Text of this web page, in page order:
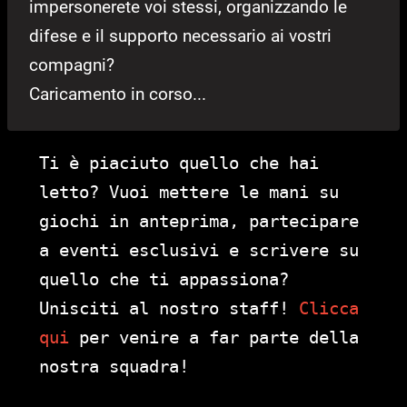
impersonerete voi stessi, organizzando le
difese e il supporto necessario ai vostri
compagni?
Caricamento in corso...
Ti è piaciuto quello che hai
letto? Vuoi mettere le mani su
giochi in anteprima, partecipare
a eventi esclusivi e scrivere su
quello che ti appassiona?
Unisciti al nostro staff! Clicca
qui per venire a far parte della
nostra squadra!